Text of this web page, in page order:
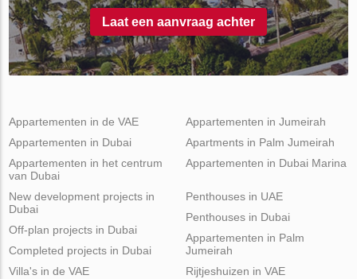
Laat een aanvraag achter
Appartementen in de VAE
Appartementen in Dubai
Appartementen in het centrum
van Dubai
Appartementen in Jumeirah
Apartments in Palm Jumeirah
Appartementen in Dubai Marina
New development projects in
Dubai
Off-plan projects in Dubai
Completed projects in Dubai
Penthouses in UAE
Penthouses in Dubai
Appartementen in Palm
Jumeirah
Villa's in de VAE
Rijtjeshuizen in VAE